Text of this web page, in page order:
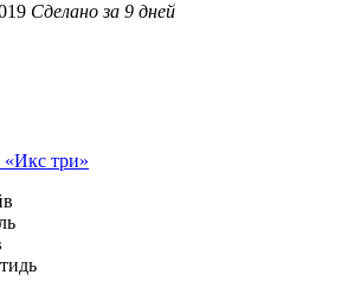
Сделано за 9 дней
три»